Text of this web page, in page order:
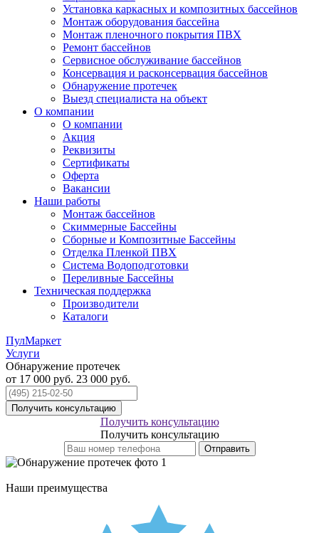
Установка каркасных и композитных бассейнов
Монтаж оборудования бассейна
Монтаж пленочного покрытия ПВХ
Ремонт бассейнов
Сервисное обслуживание бассейнов
Консервация и расконсервация бассейнов
Обнаружение протечек
Выезд специалиста на объект
О компании
О компании
Акция
Реквизиты
Сертификаты
Оферта
Вакансии
Наши работы
Монтаж бассейнов
Скиммерные Бассейны
Сборные и Композитные Бассейны
Отделка Пленкой ПВХ
Система Водоподготовки
Переливные Бассейны
Техническая поддержка
Производители
Каталоги
ПулМаркет
Услуги
Обнаружение протечек
от 17 000 руб. 23 000 руб.
Получить консультацию
Получить консультацию
Получить консультацию
Отправить
Наши преимущества